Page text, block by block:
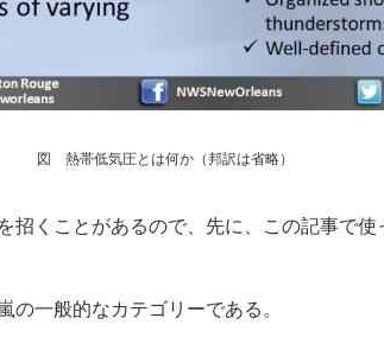
図 熱帯低気圧とは何か（邦訳は省略）
くことがあるので、先に、この記事で使
の一般的なカテゴリーである。